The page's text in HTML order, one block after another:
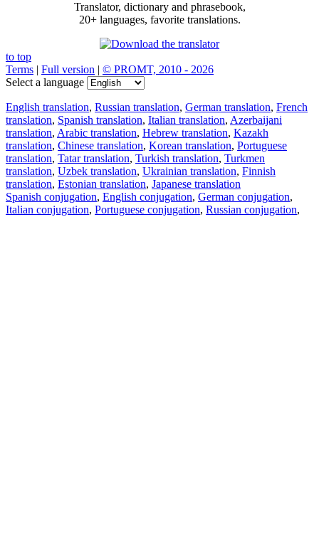
Translator, dictionary and phrasebook,
20+ languages, favorite translations.
to top
Terms | Full version | © PROMT, 2010 - 2026
Select a language
English translation, Russian translation, German translation, French
translation, Spanish translation, Italian translation, Azerbaijani
translation, Arabic translation, Hebrew translation, Kazakh
translation, Chinese translation, Korean translation, Portuguese
translation, Tatar translation, Turkish translation, Turkmen
translation, Uzbek translation, Ukrainian translation, Finnish
translation, Estonian translation, Japanese translation
Spanish conjugation, English conjugation, German conjugation,
Italian conjugation, Portuguese conjugation, Russian conjugation,